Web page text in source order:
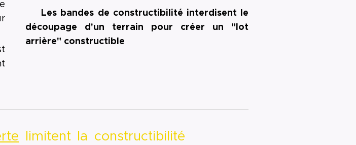
🔺 Les bandes de constructibilité interdisent le
découpage d'un terrain pour créer un "lot
arrière" constructible ❗
limitent la constructibilité